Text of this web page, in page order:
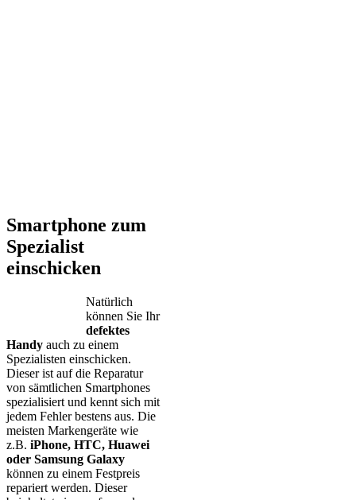
Smartphone zum
Spezialist
einschicken
Natürlich
können Sie Ihr
defektes
Handy auch zu einem
Spezialisten einschicken.
Dieser ist auf die Reparatur
von sämtlichen Smartphones
spezialisiert und kennt sich mit
jedem Fehler bestens aus. Die
meisten Markengeräte wie
z.B. iPhone, HTC, Huawei
oder Samsung Galaxy
können zu einem Festpreis
repariert werden. Dieser